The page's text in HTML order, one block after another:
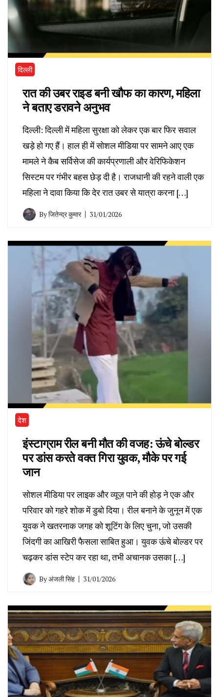
दिल्ली
रात की उबर राइड बनी खौफ का कारण, महिला
ने बताए डरावने अनुभव
दिल्ली: दिल्ली में महिला सुरक्षा को लेकर एक बार फिर सवाल
खड़े हो गए हैं। हाल ही में सोशल मीडिया पर सामने आए एक
मामले ने कैब सर्विसेज की कार्यप्रणाली और वेरिफिकेशन
सिस्टम पर गंभीर बहस छेड़ दी है। राजधानी की रहने वाली एक
महिला ने दावा किया कि देर रात उबर से यात्रा करना […]
Byजितेन्द्र कुमार 31/01/2026
देश
इंस्टाग्राम रील बनी मौत की वजह: ऊंचे बोल्डर
पर डांस करते वक्त गिरा युवक, मौके पर गई
जान
सोशल मीडिया पर लाइक और व्यूज़ पाने की होड़ ने एक और
परिवार को गहरे शोक में डुबो दिया। रील बनाने के जुनून में एक
युवक ने खतरनाक जगह को शूटिंग के लिए चुना, जो उसकी
जिंदगी का आखिरी फैसला साबित हुआ। युवक ऊंचे बोल्डर पर
चढ़कर डांस स्टेप कर रहा था, तभी अचानक उसका […]
Byअंजली सिंह 31/01/2026